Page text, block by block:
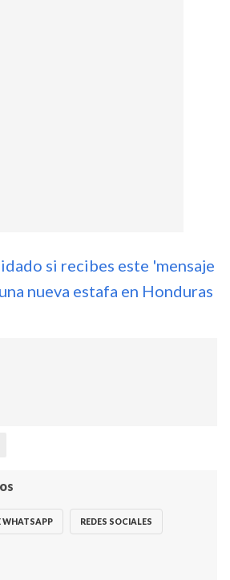
si recibes este 'mensaje
nueva estafa en Honduras
WHATSAPP REDES SOCIALES